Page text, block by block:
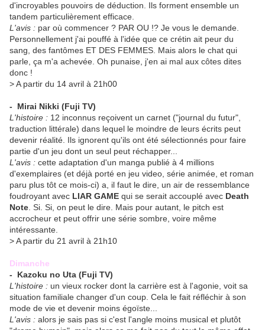
d'incroyables pouvoirs de déduction. Ils forment ensemble un
tandem particulièrement efficace.
L'avis : par où commencer ? PAR OU !? Je vous le demande.
Personnellement j'ai pouffé à l'idée que ce crétin ait peur du
sang, des fantômes ET DES FEMMES. Mais alors le chat qui
parle, ça m'a achevée. Oh punaise, j'en ai mal aux côtes dites
donc !
> A partir du 14 avril à 21h00
- Mirai Nikki (Fuji TV)
L'histoire : 12 inconnus reçoivent un carnet ("journal du futur",
traduction littérale) dans lequel le moindre de leurs écrits peut
devenir réalité. Ils ignorent qu'ils ont été sélectionnés pour faire
partie d'un jeu dont un seul peut réchapper...
L'avis : cette adaptation d'un manga publié à 4 millions
d'exemplaires (et déjà porté en jeu video, série animée, et roman
paru plus tôt ce mois-ci) a, il faut le dire, un air de ressemblance
foudroyant avec LIAR GAME qui se serait accouplé avec Death
Note . Si. Si, on peut le dire. Mais pour autant, le pitch est
accrocheur et peut offrir une série sombre, voire même
intéressante.
> A partir du 21 avril à 21h10
Dimanche
- Kazoku no Uta (Fuji TV)
L'histoire : un vieux rocker dont la carrière est à l'agonie, voit sa
situation familiale changer d'un coup. Cela le fait réfléchir à son
mode de vie et devenir moins égoïste...
L'avis : alors je sais pas si c'est l'angle moins musical et plutôt